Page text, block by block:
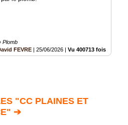
Plomb
FEVRE
25/06/2026 Vu 400713 fois
"CC PLAINES ET
➔